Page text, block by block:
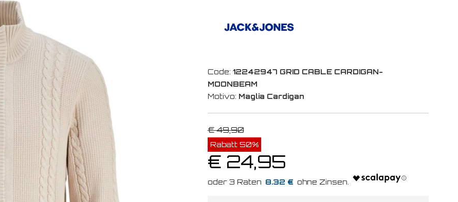
Code: 12242947 GRID CABLE CARDIGAN-
MOONBEAM
Motivo: Maglia Cardigan
€ 49,90
Rabatt 50%
€ 24,95
8.32 €